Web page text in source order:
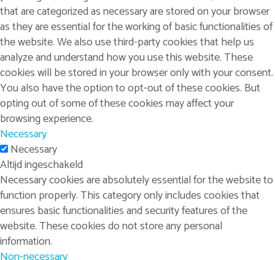
that are categorized as necessary are stored on your browser
as they are essential for the working of basic functionalities of
the website. We also use third-party cookies that help us
analyze and understand how you use this website. These
cookies will be stored in your browser only with your consent.
You also have the option to opt-out of these cookies. But
opting out of some of these cookies may affect your
browsing experience.
Necessary
Necessary
Altijd ingeschakeld
Necessary cookies are absolutely essential for the website to
function properly. This category only includes cookies that
ensures basic functionalities and security features of the
website. These cookies do not store any personal
information.